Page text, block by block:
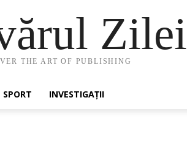
Zilei
THE ART OF PUBLISHING
SPORT INVESTIGAȚII